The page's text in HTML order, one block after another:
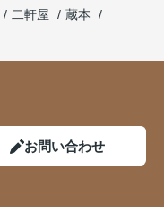
二軒屋
蔵本
お問い合わせ